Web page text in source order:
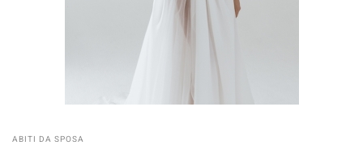
ABITI DA SPOSA